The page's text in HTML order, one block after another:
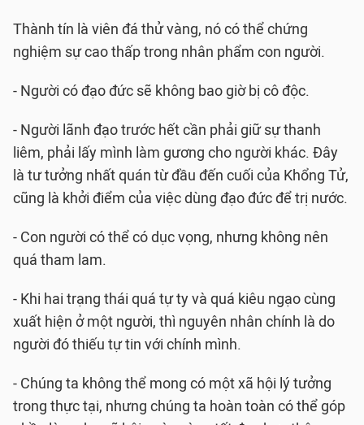
Thành tín là viên đá thử vàng, nó có thể chứng
nghiệm sự cao thấp trong nhân phẩm con người.
- Người có đạo đức sẽ không bao giờ bị cô độc.
- Người lãnh đạo trước hết cần phải giữ sự thanh
liêm, phải lấy mình làm gương cho người khác. Đây
là tư tưởng nhất quán từ đầu đến cuối của Khổng Tử,
cũng là khởi điểm của việc dùng đạo đức để trị nước.
- Con người có thể có dục vọng, nhưng không nên
quá tham lam.
- Khi hai trạng thái quá tự ty và quá kiêu ngạo cùng
xuất hiện ở một người, thì nguyên nhân chính là do
người đó thiếu tự tin với chính mình.
- Chúng ta không thể mong có một xã hội lý tưởng
trong thực tại, nhưng chúng ta hoàn toàn có thể góp